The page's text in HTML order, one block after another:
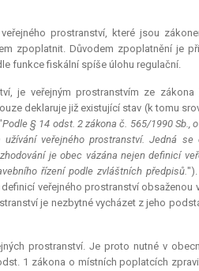
prostranství, které jsou
zpoplatnit. Důvodem zpoplatnění je
funkce fiskální spíše úlohu regulační.
je veřejným prostranstvím ze zákona
deklaruje již existující stav (k tomu
Podle § 14 odst. 2 zákona č. 565/1990 Sb.,
veřejného prostranství. Jedná
je obec vázána nejen definicí
řízení podle zvláštních předpisů.
veřejného prostranství obsaženou
je nezbytné vycházet z jeho
prostranství. Je proto nutné v
1 zákona o místních poplatcích